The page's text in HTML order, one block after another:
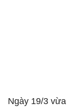
Ngày 19/3